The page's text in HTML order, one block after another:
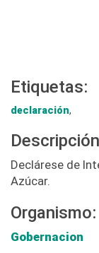
Etiquetas:
declaración,
Declárese de
Azúcar.
Organismo:
Gobernacion